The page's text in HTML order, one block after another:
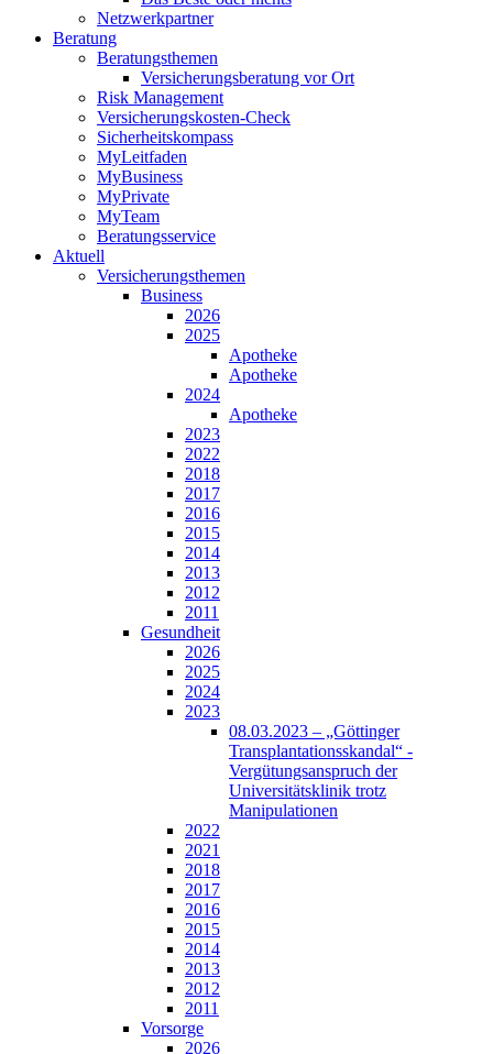
Netzwerkpartner
Beratung
Beratungsthemen
Versicherungsberatung vor Ort
Risk Management
Versicherungskosten-Check
Sicherheitskompass
MyLeitfaden
MyBusiness
MyPrivate
MyTeam
Beratungsservice
Aktuell
Versicherungsthemen
Business
2026
2025
Apotheke
Apotheke
2024
Apotheke
2023
2022
2018
2017
2016
2015
2014
2013
2012
2011
Gesundheit
2026
2025
2024
2023
08.03.2023 – „Göttinger
Transplantationsskandal“ -
Vergütungsanspruch der
Universitätsklinik trotz
Manipulationen
2022
2021
2018
2017
2016
2015
2014
2013
2012
2011
Vorsorge
2026